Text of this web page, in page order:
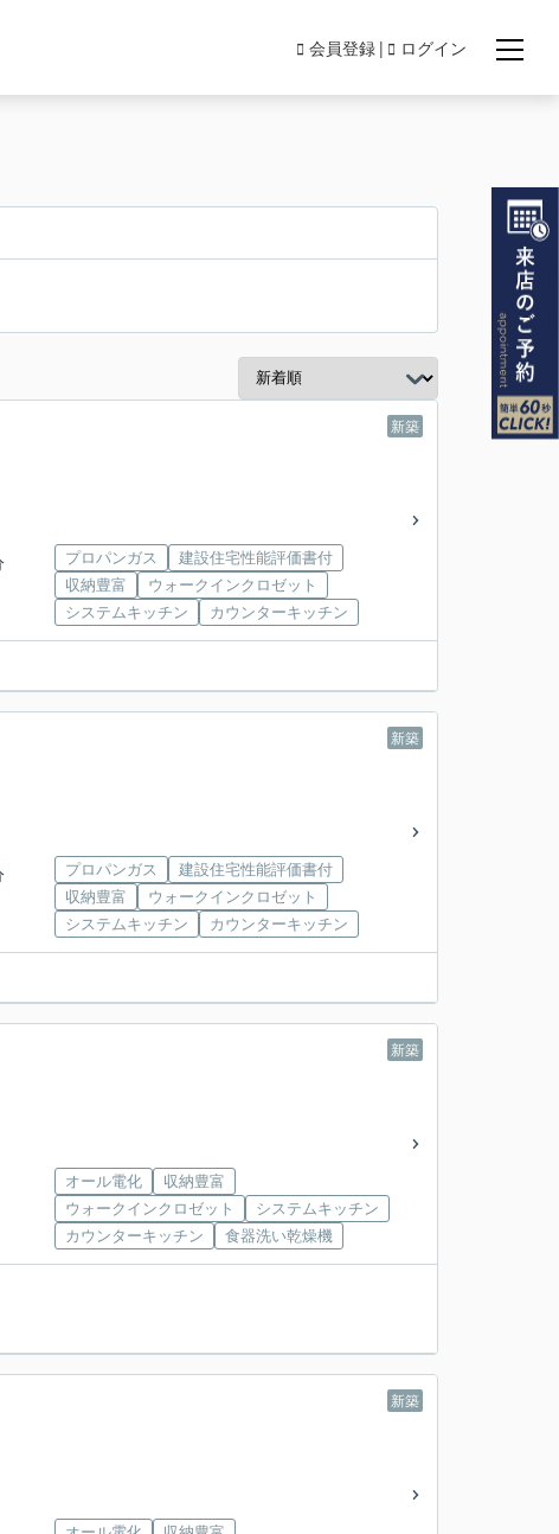
会員登録 ログイン
新築
プロパンガス
建設住宅性能評価書付
収納豊富
ウォークインクロゼット
システムキッチン
カウンターキッチン
新築
プロパンガス
建設住宅性能評価書付
収納豊富
ウォークインクロゼット
システムキッチン
カウンターキッチン
新築
オール電化
収納豊富
ウォークインクロゼット
システムキッチン
カウンターキッチン
食器洗い乾燥機
新築